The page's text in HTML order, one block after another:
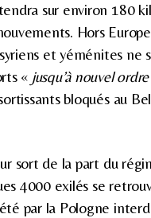
sur environ 180
Hors
et yéménites ne
« jusqu’à nouvel ordre
bloqués au
sort de la part du
4000 exilés se
par la Pologne